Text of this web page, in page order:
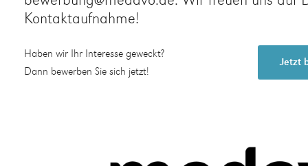
Kontaktaufnahme!
Haben wir Ihr Interesse geweckt?
Dann bewerben Sie sich jetzt!
Jetzt